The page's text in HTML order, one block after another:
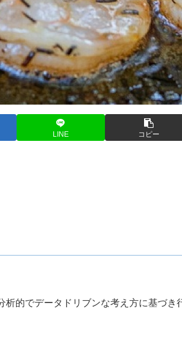
LINE コピー
的でデータドリブンな考え方に基づき